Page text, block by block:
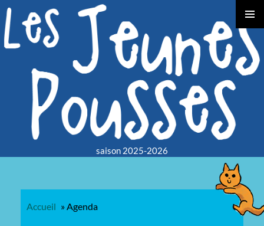
saison 2025-2026
TOGGLE
LEFT
Accueil » Agenda